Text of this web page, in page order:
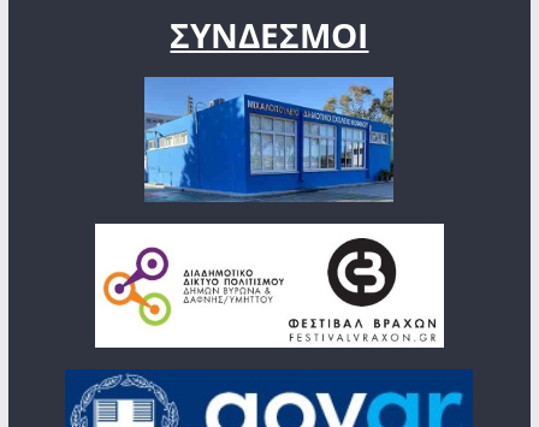
ΣΥΝΔΕΣΜΟΙ